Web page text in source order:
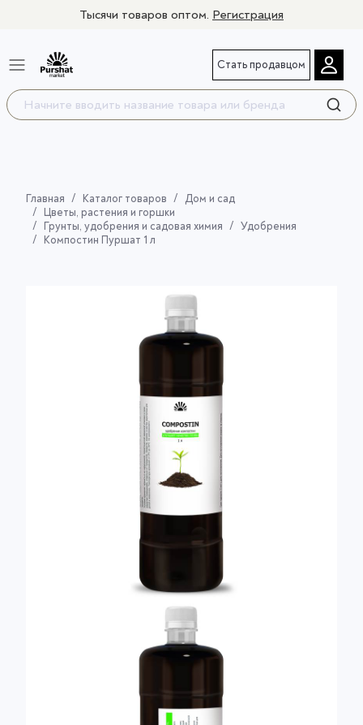
Тысячи товаров оптом. Регистрация
Стать продавцом
Главная Каталог товаров
Дом и сад
Цветы, растения и горшки
Грунты, удобрения и садовая химия
Удобрения
Компостин Пуршат 1 л